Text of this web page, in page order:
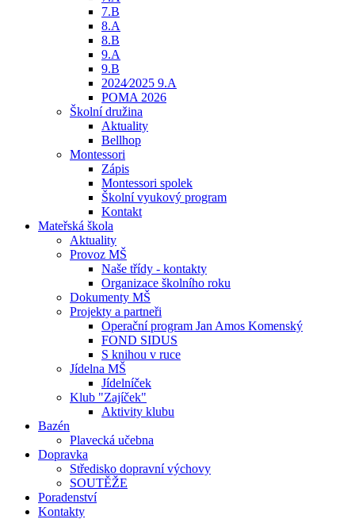
7.B
8.A
8.B
9.A
9.B
2024⁄2025 9.A
POMA 2026
Školní družina
Aktuality
Bellhop
Montessori
Zápis
Montessori spolek
Školní vyukový program
Kontakt
Mateřská škola
Aktuality
Provoz MŠ
Naše třídy - kontakty
Organizace školního roku
Dokumenty MŠ
Projekty a partneři
Operační program Jan Amos Komenský
FOND SIDUS
S knihou v ruce
Jídelna MŠ
Jídelníček
Klub "Zajíček"
Aktivity klubu
Bazén
Plavecká učebna
Dopravka
Středisko dopravní výchovy
SOUTĚŽE
Poradenství
Kontakty